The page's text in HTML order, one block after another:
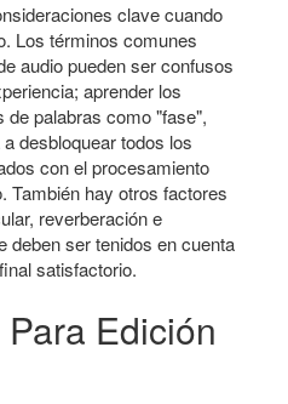
clave cuando
Los términos comunes
audio pueden ser confusos
aprender los
palabras como "fase",
desbloquear todos los
con el procesamiento
También hay otros factores
reverberación e
deben ser tenidos en cuenta
satisfactorio.
Edición